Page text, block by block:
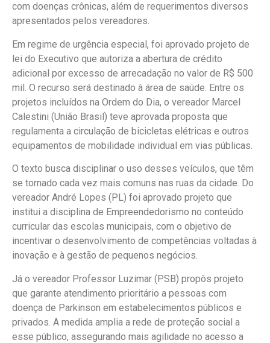
com doenças crônicas, além de requerimentos diversos
apresentados pelos vereadores.
Em regime de urgência especial, foi aprovado projeto de
lei do Executivo que autoriza a abertura de crédito
adicional por excesso de arrecadação no valor de R$ 500
mil. O recurso será destinado à área de saúde. Entre os
projetos incluídos na Ordem do Dia, o vereador Marcel
Calestini (União Brasil) teve aprovada proposta que
regulamenta a circulação de bicicletas elétricas e outros
equipamentos de mobilidade individual em vias públicas.
O texto busca disciplinar o uso desses veículos, que têm
se tornado cada vez mais comuns nas ruas da cidade. Do
vereador André Lopes (PL) foi aprovado projeto que
institui a disciplina de Empreendedorismo no conteúdo
curricular das escolas municipais, com o objetivo de
incentivar o desenvolvimento de competências voltadas à
inovação e à gestão de pequenos negócios.
Já o vereador Professor Luzimar (PSB) propôs projeto
que garante atendimento prioritário a pessoas com
doença de Parkinson em estabelecimentos públicos e
privados. A medida amplia a rede de proteção social a
esse público, assegurando mais agilidade no acesso a